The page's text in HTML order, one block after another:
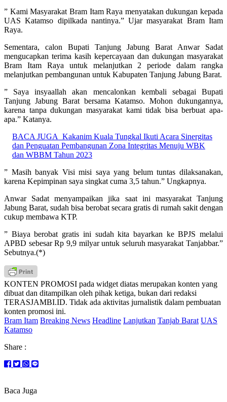
” Kami Masyarakat Bram Itam Raya menyatakan dukungan kepada
UAS Katamso dipilkada nantinya.” Ujar masyarakat Bram Itam
Raya.
Sementara, calon Bupati Tanjung Jabung Barat Anwar Sadat
mengucapkan terima kasih kepercayaan dan dukungan masyarakat
Bram Itam Raya untuk melanjutkan 2 periode dalam rangka
melanjutkan pembangunan untuk Kabupaten Tanjung Jabung Barat.
” Saya insyaallah akan mencalonkan kembali sebagai Bupati
Tanjung Jabung Barat bersama Katamso. Mohon dukungannya,
karena tanpa dukungan masyarakat kami tidak bisa berbuat apa-
apa.” Katanya.
BACA JUGA Kakanim Kuala Tungkal Ikuti Acara Sinergitas
dan Penguatan Pembangunan Zona Integritas Menuju WBK
dan WBBM Tahun 2023
” Masih banyak Visi misi saya yang belum tuntas dilaksanakan,
karena Kepimpinan saya singkat cuma 3,5 tahun.” Ungkapnya.
Anwar Sadat menyampaikan jika saat ini masyarakat Tanjung
Jabung Barat, sudah bisa berobat secara gratis di rumah sakit dengan
cukup membawa KTP.
” Biaya berobat gratis ini sudah kita bayarkan ke BPJS melalui
APBD sebesar Rp 9,9 milyar untuk seluruh masyarakat Tanjabbar.”
Sebutnya.(*)
KONTEN PROMOSI pada widget diatas merupakan konten yang
dibuat dan ditampilkan oleh pihak ketiga, bukan dari redaksi
TERASJAMBI.ID. Tidak ada aktivitas jurnalistik dalam pembuatan
konten promosi ini.
Bram Itam Breaking News Headline Lanjutkan Tanjab Barat UAS
Katamso
Share :
Baca Juga